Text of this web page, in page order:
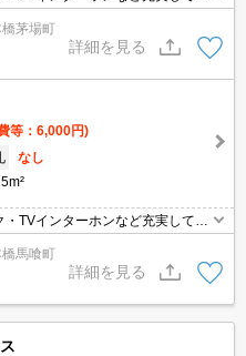
はクロゼット・シューズボック
整理がしやすく便利です。共用
ックスなど様々な設備やサービ
茅場町
詳細を見る
等：6,000円)
なし
TVインターホンなど充実してい
はクロゼット・シューズボック
整理がしやすく便利です。共用
ックスなど様々な設備やサービ
馬喰町
詳細を見る